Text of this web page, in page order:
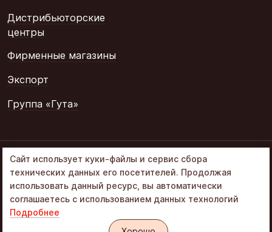
Дистрибьюторские
центры
Фирменные магазины
Экспорт
Группа «Гута»
© 2002–2026
кондитеры» в составе
Политика обработки ПД
Сайт использует куки-файлы и сервис сбора
технических данных его посетителей. Продолжая
использовать данный ресурс, вы автоматически
соглашаетесь с использованием данных технологий
Подробнее